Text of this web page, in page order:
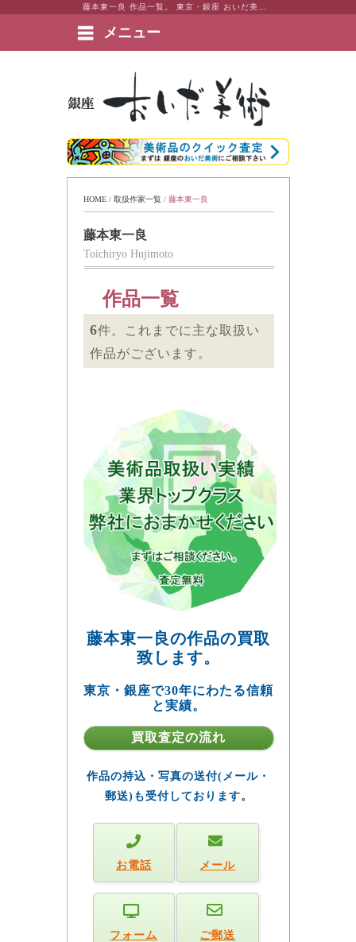
メニュー
絵画など美術品の販売と買取 | 東京・銀座 おいだ美術
HOME / 取扱作家一覧 / 藤本東一良
藤本東一良
Toichiryo Hujimoto
作品一覧
6件。これまでに主な取扱い
作品がございます。
藤本東一良の作品の買取
致します。
東京・銀座で30年にわたる信頼
と実績。
買取査定の流れ
作品の持込・写真の送付(メール・
郵送)も受付しております。
お電話 メール
フォーム ご郵送